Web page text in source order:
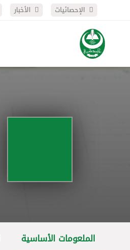
الإحصائيات الأخبار
الملعومات الأساسية